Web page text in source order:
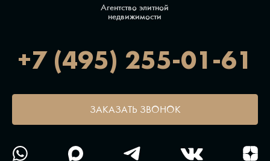
Агентство элитной
недвижимости
+7 (495) 255-01-61
ЗАКАЗАТЬ ЗВОНОК